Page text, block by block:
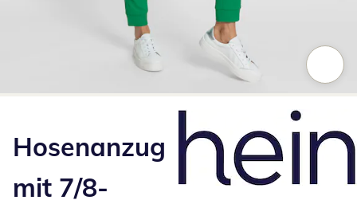
Hosenanzug
mit 7/8-